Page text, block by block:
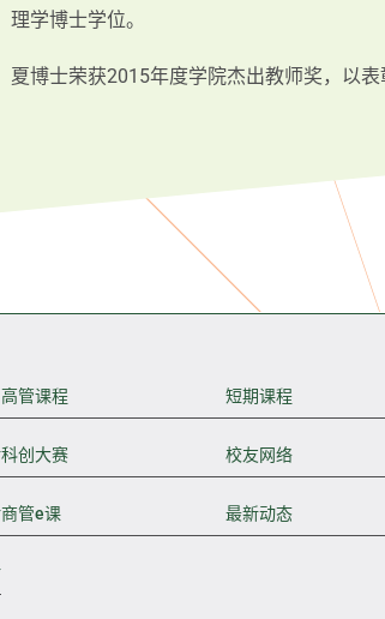
理学博士学位。
夏博士荣获2015年度学院杰出教师奖，以表
高管课程 短期课程
展开次级菜单
科创大赛 校友网络
展开次级菜单
商管e课 最新动态